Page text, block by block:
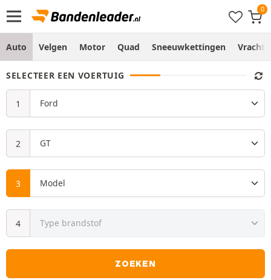
Auto Velgen Motor Quad Sneeuwkettingen
SELECTEER EEN VOERTUIG
ZOEKEN